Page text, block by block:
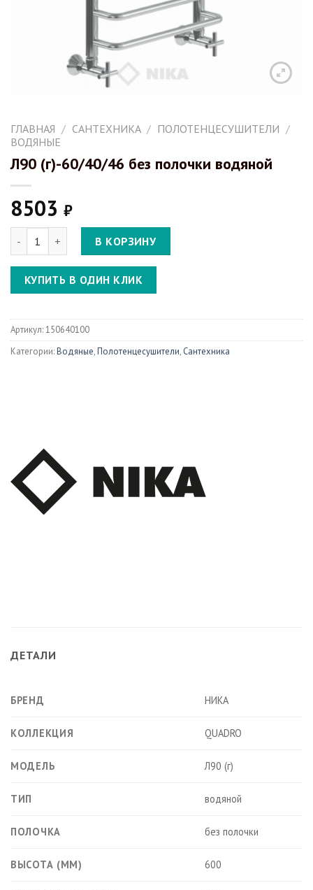
ГЛАВНАЯ / САНТЕХНИКА / ПОЛОТЕНЦЕСУШИТЕЛИ /
ВОДЯНЫЕ
Л90 (г)-60/40/46 без полочки водяной
8503 ₽
Количество Л90 (г)-60/40/46 без полочки водяной
В КОРЗИНУ
КУПИТЬ В ОДИН КЛИК
Артикул:150640100
Категории:Водяные,Полотенцесушители, Сантехника
ДЕТАЛИ
БРЕНД НИКА
КОЛЛЕКЦИЯ QUADRO
МОДЕЛЬ Л90 (г)
ТИП водяной
ПОЛОЧКА без полочки
ВЫСОТА (ММ) 600